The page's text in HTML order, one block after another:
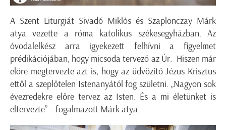
A Szent Liturgiát Sivadó Miklós és Szaplonczay Márk
atya vezette a róma katolikus székesegyházban. Az
óvodalelkész arra igyekezett felhívni a figyelmet
prédikációjában, hogy micsoda tervező az Úr. Hiszen már
előre megtervezte azt is, hogy az üdvözítő Jézus Krisztus
ettől a szeplőtelen Istenanyától fog születni. „Nagyon sok
évezredekre előre tervez az Isten. És a mi életünket is
eltervezte” – fogalmazott Márk atya.